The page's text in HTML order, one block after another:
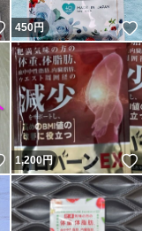
いいね！
450円
いいね！
1,200円